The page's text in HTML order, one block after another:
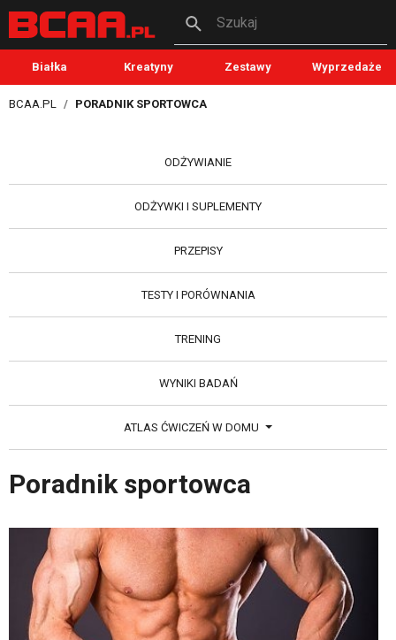
Szukaj
Białka Kreatyny Zestawy Wyprzedaże
BCAA.PL PORADNIK SPORTOWCA
ODŻYWIANIE
ODŻYWKI I SUPLEMENTY
PRZEPISY
TESTY I PORÓWNANIA
TRENING
WYNIKI BADAŃ
ATLAS ĆWICZEŃ W DOMU
Poradnik sportowca